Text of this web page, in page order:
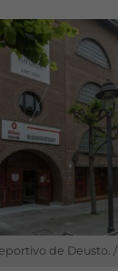
de Deusto. /